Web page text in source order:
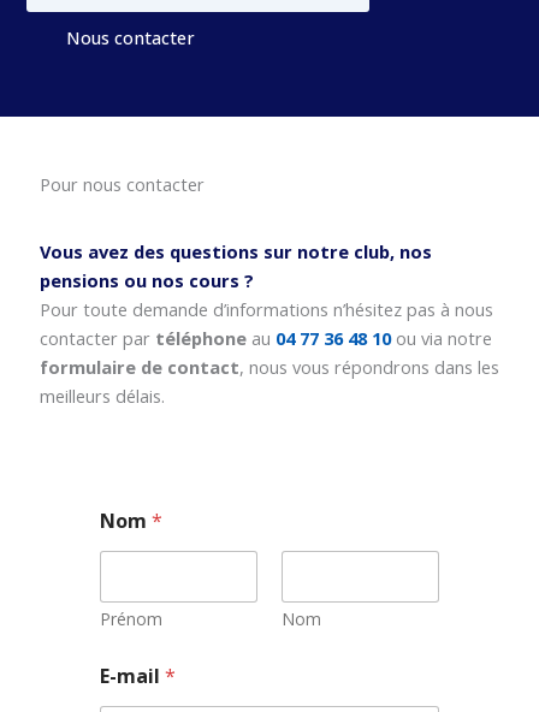
Nous contacter
Pour nous contacter
Vous avez des questions sur notre club, nos
pensions ou nos cours ?
Pour toute demande d’informations n’hésitez pas à nous
contacter par téléphoneau 04 77 36 48 10 ou via notre
formulaire de contact, nous vous répondrons dans les
meilleurs délais.
Nom*
Prénom Nom
o
m
E-mail*